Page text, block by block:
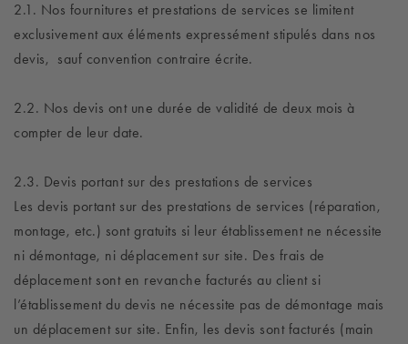
2.1. Nos fournitures et prestations de services se limitent
exclusivement aux éléments expressément stipulés dans nos
devis, sauf convention contraire écrite.
2.2. Nos devis ont une durée de validité de deux mois à
compter de leur date.
2.3. Devis portant sur des prestations de services
Les devis portant sur des prestations de services (réparation,
montage, etc.) sont gratuits si leur établissement ne nécessite
ni démontage, ni déplacement sur site. Des frais de
déplacement sont en revanche facturés au client si
l’établissement du devis ne nécessite pas de démontage mais
un déplacement sur site. Enfin, les devis sont facturés (main